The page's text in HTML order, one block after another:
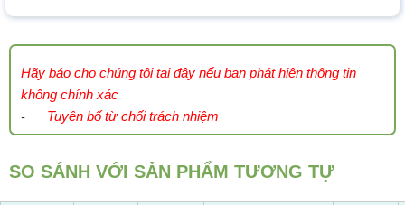
Hãy báo cho chúng tôi tại đây nếu bạn phát hiện thông tin
không chính xác
- Tuyên bố từ chối trách nhiệm
SO SÁNH VỚI SẢN PHẨM TƯƠNG TỰ